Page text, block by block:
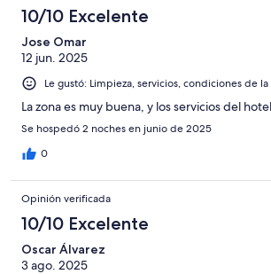
10/10 Excelente
Jose Omar
12 jun. 2025
Le gustó: Limpieza, servicios, condiciones de
La zona es muy buena, y los servicios del
Se hospedó 2 noches en junio de 2025
0
Opinión verificada
10/10 Excelente
Oscar Álvarez
3 ago. 2025